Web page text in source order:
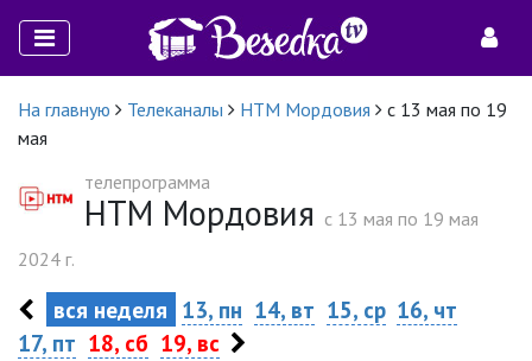
На главную Телеканалы НТМ Мордовия
с 13 мая по 19
мая
телепрограмма
НТМ Мордовия c 13 мая по 19 мая
2024 г.
вся неделя 13, пн 14, вт 15, ср 16, чт
17, пт 18, сб 19, вс